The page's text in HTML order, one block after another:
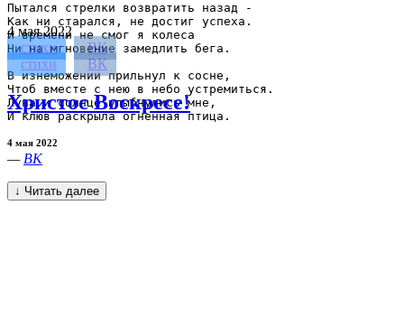
Пытался стрелки возвратить назад -
Как ни старался, не достиг успеха.
И времени не смог я колеса
Ни на мгновение замедлить бега.
В изнеможении прильнул к сосне,
Чтоб вместе с нею в небо устремиться.
Луна и солнце улыбнулись мне,
И клюв раскрыла огненная птица.
—ВК
↓ Читать далее
4 мая 2022
стихи
ВК
стихи
ВК
Христос Воскресе!
4 мая 2022